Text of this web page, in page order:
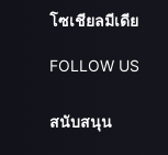
โซเชียลมีเดีย
FOLLOW US
สนับสนุน